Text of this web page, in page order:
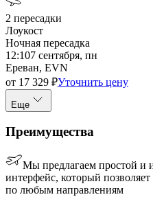
2 пересадки
Лоукост
Ночная пересадка
12:107 сентября, пн
Ереван, EVN
от 17 329 ₽Уточнить цену
Еще
Преимущества
Мы предлагаем простой и
интерфейс, который
по любым направлениям